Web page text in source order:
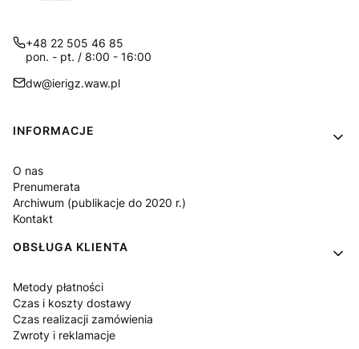
+48 22 505 46 85
pon. - pt. / 8:00 - 16:00
dw@ierigz.waw.pl
Linki w stopce
INFORMACJE
O nas
Prenumerata
Archiwum (publikacje do 2020 r.)
Kontakt
OBSŁUGA KLIENTA
Metody płatności
Czas i koszty dostawy
Czas realizacji zamówienia
Zwroty i reklamacje